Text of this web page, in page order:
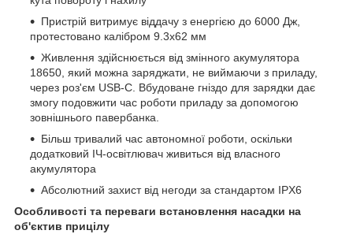
Пристрій витримує віддачу з енергією до 6000 Дж,
протестовано калібром 9.3х62 мм
Живлення здійснюється від змінного акумулятора
18650, який можна заряджати, не виймаючи з приладу,
через роз'єм USB-C. Вбудоване гніздо для зарядки дає
змогу подовжити час роботи приладу за допомогою
зовнішнього павербанка.
Більш тривалий час автономної роботи, оскільки
додатковий ІЧ-освітлювач живиться від власного
акумулятора
Абсолютний захист від негоди за стандартом IPX6
Особливості та переваги встановлення насадки на
об'єктив прицілу